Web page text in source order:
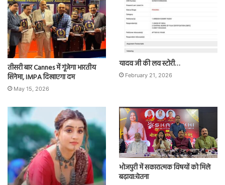
तीसरी बार Cannes में गूंजेगा भारतीय
सिनेमा, IMPA दिखाएगा दम
May 15, 2026
यादव जी की लव स्टोरी…
February 21, 2026
भोजपुरी में सकारात्मक विषयों को मिले
बढ़ावा:चेतना